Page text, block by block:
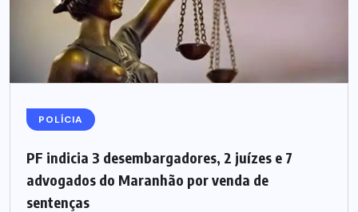
POLÍCIA
PF indicia 3 desembargadores, 2 juízes e 7
advogados do Maranhão por venda de
sentenças